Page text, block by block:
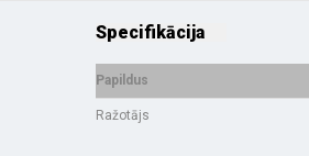
Specifikācija
Papildus
Ražotājs